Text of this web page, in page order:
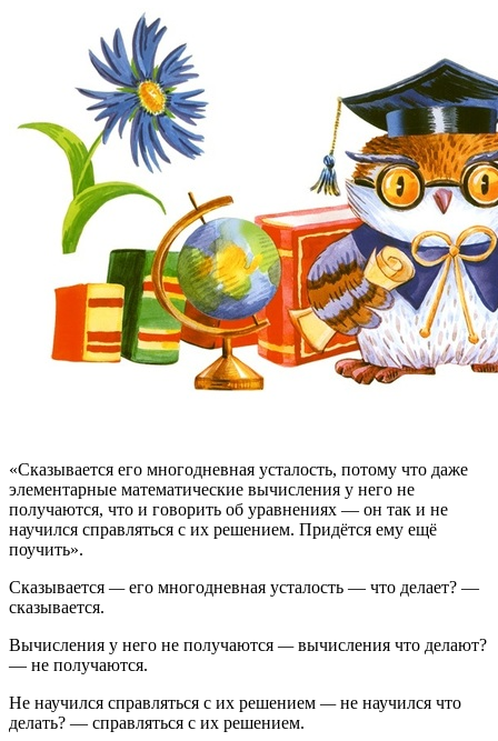
«Сказывается его многодневная усталость, потому что даже
элементарные математические вычисления у него не
получаются, что и говорить об уравнениях — он так и не
научился справляться с их решением. Придётся ему ещё
поучить».
Сказывается —его многодневная усталость — что делает? —
сказывается.
Вычисления у него не получаются —вычисления что делают?
— не получаются.
Не научился справляться с их решением —не научился что
делать? — справляться с их решением.